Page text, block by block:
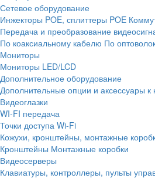
Сетевое оборудование
Инжекторы POE, сплиттеры POE
Передача и преобразование
По коаксиальному кабелю По
Мониторы
Мониторы LED/LCD
Дополнительное оборудование
Дополнительные опции и аксессуары к
Видеоглазки
WI-FI передача
Точки доступа Wi-Fi
Кожухи, кронштейны, монтажные
Кронштейны Монтажные коробки
Видеосерверы
Клавиатуры, контроллеры, пульты